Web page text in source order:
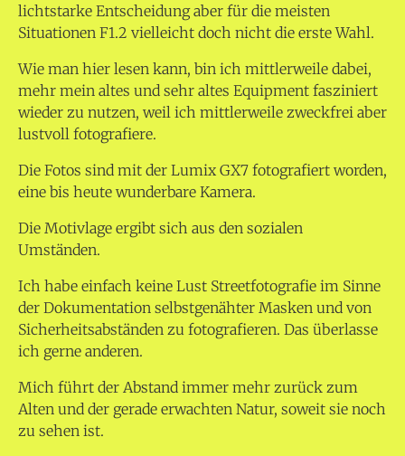
lichtstarke Entscheidung aber für die meisten
Situationen F1.2 vielleicht doch nicht die erste Wahl.
Wie man hier lesen kann, bin ich mittlerweile dabei,
mehr mein altes und sehr altes Equipment fasziniert
wieder zu nutzen, weil ich mittlerweile zweckfrei aber
lustvoll fotografiere.
Die Fotos sind mit der Lumix GX7 fotografiert worden,
eine bis heute wunderbare Kamera.
Die Motivlage ergibt sich aus den sozialen
Umständen.
Ich habe einfach keine Lust Streetfotografie im Sinne
der Dokumentation selbstgenähter Masken und von
Sicherheitsabständen zu fotografieren. Das überlasse
ich gerne anderen.
Mich führt der Abstand immer mehr zurück zum
Alten und der gerade erwachten Natur, soweit sie noch
zu sehen ist.